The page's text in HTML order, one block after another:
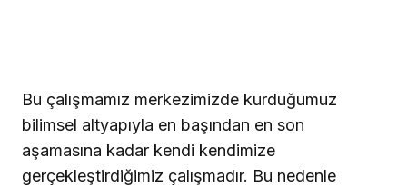
Bu çalışmamız merkezimizde kurduğumuz
bilimsel altyapıyla en başından en son
aşamasına kadar kendi kendimize
gerçekleştirdiğimiz çalışmadır. Bu nedenle